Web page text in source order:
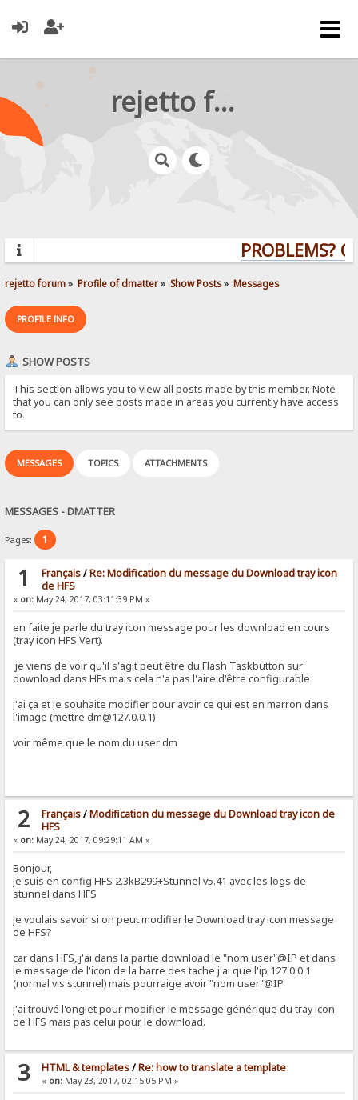
rejetto forum
PROBLEMS?
rejetto forum» Profile of dmatter» Show Posts» Messages
PROFILE INFO
SHOW POSTS
This section allows you to view all posts made by this member. Note
that you can only see posts made in areas you currently have access
to.
MESSAGES TOPICS ATTACHMENTS
MESSAGES - DMATTER
Pages: 1
1 Français/Re: Modification du message du Download tray icon
de HFS
« on: May 24, 2017, 03:11:39 PM »
en faite je parle du tray icon message pour les download en cours
(tray icon HFS Vert).
je viens de voir qu'il s'agit peut être du Flash Taskbutton sur
download dans HFs mais cela n'a pas l'aire d'être configurable
j'ai ça et je souhaite modifier pour avoir ce qui est en marron dans
l'image (mettre dm@127.0.0.1)
voir même que le nom du user dm
2 Français/Modification du message du Download tray icon de
HFS
« on: May 24, 2017, 09:29:11 AM »
Bonjour,
je suis en config HFS 2.3kB299+Stunnel v5.41 avec les logs de
stunnel dans HFS
Je voulais savoir si on peut modifier le Download tray icon message
de HFS?
car dans HFS, j'ai dans la partie download le "nom user"@IP et dans
le message de l'icon de la barre des tache j'ai que l'ip 127.0.0.1
(normal vis stunnel) mais pourraige avoir "nom user"@IP
j'ai trouvé l'onglet pour modifier le message générique du tray icon
de HFS mais pas celui pour le download.
3 HTML & templates/Re: how to translate a template
« on:May 23, 2017, 02:15:05 PM »